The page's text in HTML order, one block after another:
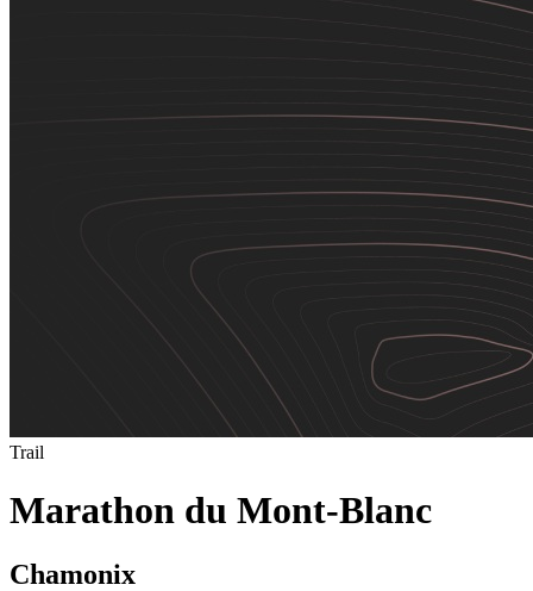
Trail
Marathon du Mont-Blanc
Chamonix